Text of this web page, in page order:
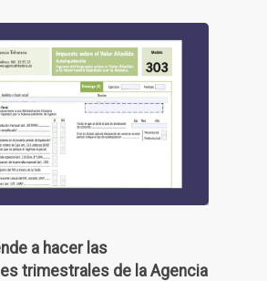
a hacer las
trimestrales de la Agencia